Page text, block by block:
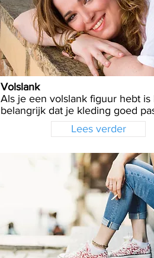
Volslank
Als je een volslank figuur hebt is
belangrijk dat je kleding goed
Lees verder